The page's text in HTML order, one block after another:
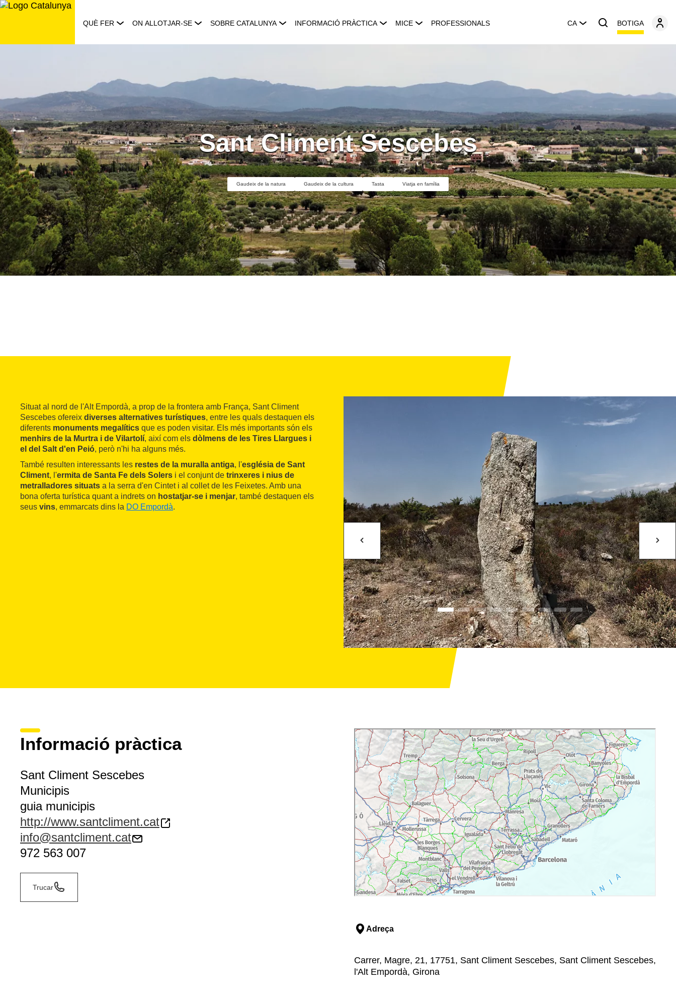
Saltar
QUÈ FER ON ALLOTJAR-SE SOBRE CATALUNYA INFORMACIÓ PRÀCTICA MICE PROFESSIONALS CA BOTIGA
Sant Climent Sescebes
Gaudeix de la natura Gaudeix de la cultura Tasta Viatja en família
Situat al nord de l'Alt Empordà, a prop de la frontera amb França, Sant Climent
Sescebes ofereix diverses alternatives turístiques, entre les quals destaquen els
diferents monuments megalítics que es poden visitar. Els més importants són els
menhirs de la Murtra i de Vilartolí, així com els dòlmens de les Tires Llargues i
el del Salt d'en Peió, però n'hi ha alguns més.
També resulten interessants les restes de la muralla antiga, l'església de Sant
Climent, l'ermita de Santa Fe dels Solers i el conjunt de trinxeres i nius de
metralladores situats a la serra d'en Cintet i al collet de les Feixetes. Amb una
bona oferta turística quant a indrets on hostatjar-se i menjar, també destaquen els
seus vins, emmarcats dins la DO Empordà.
Informació pràctica
Sant Climent Sescebes
Municipis
guia municipis
http://www.santcliment.cat
info@santcliment.cat
972 563 007
Trucar
Adreça
Carrer, Magre, 21, 17751, Sant Climent Sescebes, Sant Climent Sescebes,
l'Alt Empordà, Girona